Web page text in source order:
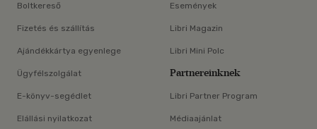
Boltkereső
Fizetés és szállítás
Ajándékkártya egyenlege
Ügyfélszolgálat
E-könyv-segédlet
Elállási nyilatkozat
Események
Libri Magazin
Libri Mini Polc
Partnereinknek
Libri Partner Program
Médiaajánlat